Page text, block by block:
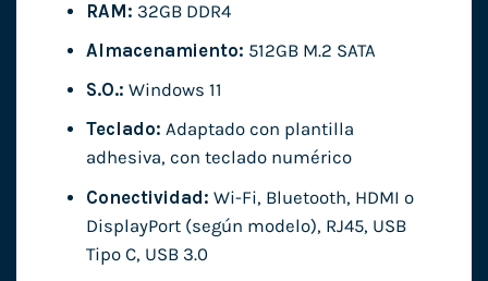
RAM: 32GB DDR4
Almacenamiento: 512GB M.2 SATA
S.O.: Windows 11
Teclado: Adaptado con plantilla
adhesiva, con teclado numérico
Conectividad: Wi-Fi, Bluetooth, HDMI o
DisplayPort (según modelo), RJ45, USB
Tipo C, USB 3.0